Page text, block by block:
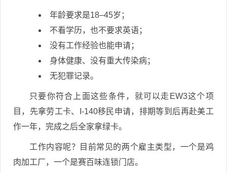
年龄要求是18–45岁；
不看学历，也不要求英语；
没有工作经验也能申请；
身体健康、没有重大传染病；
无犯罪记录。
只要你符合上面这些条件，就可以走EW3这个项
目，先拿劳工卡、I-140移民申请，排期等到后再赴美工
作一年，完成之后全家拿绿卡。
工作内容呢？目前常见的两个雇主类型，一个是鸡
肉加工厂，一个是赛百味连锁门店。